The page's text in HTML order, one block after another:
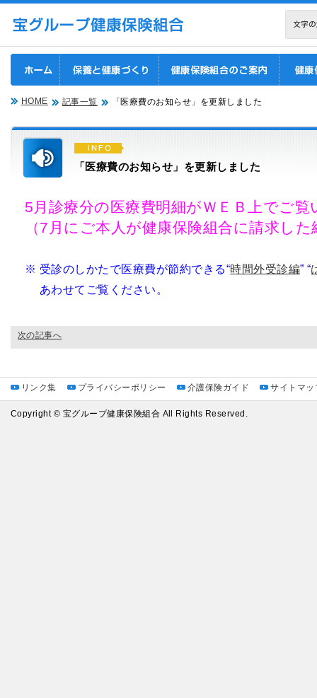
HOME 記事一覧 「医療費のお知らせ」を更新しました
「医療費のお知らせ」を更新しました
5月診療分の医療費明細がＷＥＢ上でご
（7月にご本人が健康保険組合に請求し
※ 受診のしかたで医療費が節約できる“時間外受診編” “
あわせてご覧ください。
次の記事へ
リンク集 プライバシーポリシー 介護保険ガイド サイトマッ
Copyright © 宝グループ健康保険組合 All Rights Reserved.